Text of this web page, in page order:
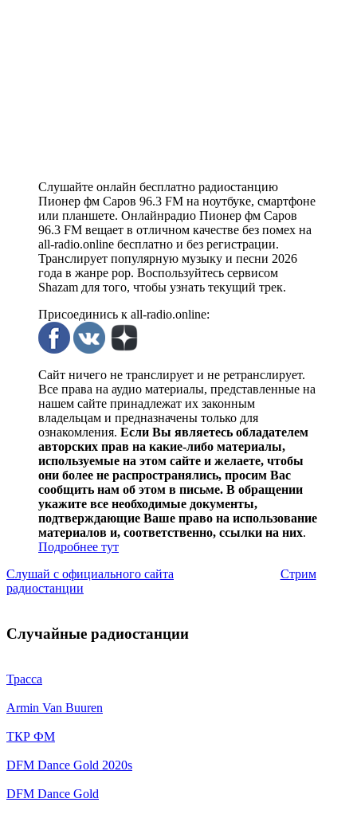
Слушайте онлайн бесплатно радиостанцию
Пионер фм Саров 96.3 FM на ноутбуке, смартфоне
или планшете. Онлайнрадио Пионер фм Саров
96.3 FM вещает в отличном качестве без помех на
all-radio.online бесплатно и без регистрации.
Транслирует популярную музыку и песни 2026
года в жанре pop. Воспользуйтесь сервисом
Shazam для того, чтобы узнать текущий трек.
Присоединись к all-radio.online:
Сайт ничего не транслирует и не ретранслирует.
Все права на аудио материалы, представленные на
нашем сайте принадлежат их законным
владельцам и предназначены только для
ознакомления. Если Вы являетесь обладателем
авторских прав на какие-либо материалы,
используемые на этом сайте и желаете, чтобы
они более не распространялись, просим Вас
сообщить нам об этом в письме. В обращении
укажите все необходимые документы,
подтверждающие Ваше право на использование
материалов и, соответственно, ссылки на них.
Подробнее тут
Слушай с официального сайта
Стрим
радиостанции
Случайные радиостанции
Трасса
Armin Van Buuren
ТКР ФМ
DFM Dance Gold 2020s
DFM Dance Gold